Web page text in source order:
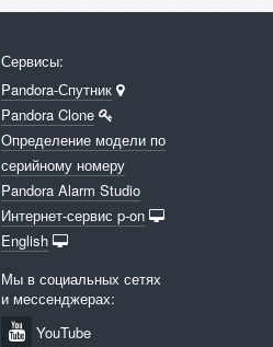
Сервисы:
Pandora-Спутник
Pandora Clone
Определение модели по
серийному номеру
Pandora Alarm Studio
Интернет-сервис p-on
English
Мы в социальных сетях
и мессенджерах:
YouTube